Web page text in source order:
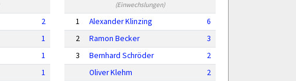
2
1
1
1
(Einwechslungen)
1 Alexander Klinzing
6
2
Ramon Becker
3
3
Bernhard Schröder
2
Oliver Klehm
2